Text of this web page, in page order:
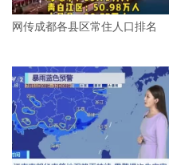
网传成都各县区常住人口排名